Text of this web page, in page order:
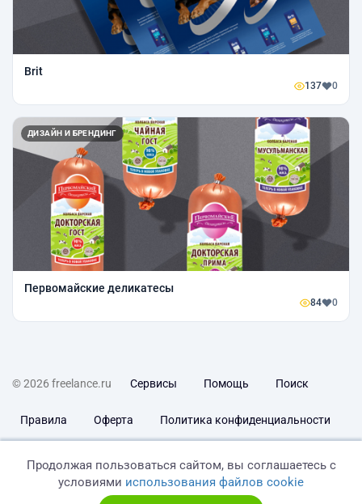
Brit
137 0
ДИЗАЙН И БРЕНДИНГ
Первомайские деликатесы
84 0
© 2026 freelance.ru Сервисы Помощь Поиск
Правила Оферта Политика конфиденциальности
Продолжая пользоваться сайтом, вы соглашаетесь с
условиями использования файлов cookie